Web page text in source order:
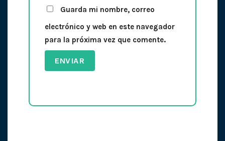
Guarda mi nombre, correo
electrónico y web en este navegador
para la próxima vez que comente.